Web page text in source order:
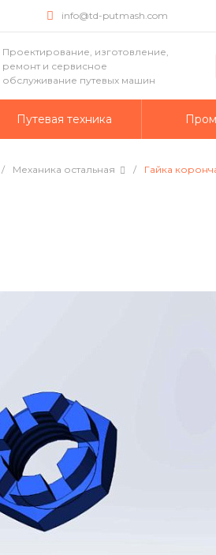
info@td-putmash.com
Проектирование, изготовление,
ремонт и сервисное
обслуживание путевых машин
Путевая техника
/ Механика остальная / Гайка